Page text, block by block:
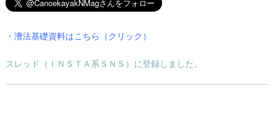
・漕法基礎資料はこちら（クリック）
スレッド（ＩＮＳＴＡ系ＳＮＳ）に登録しました。